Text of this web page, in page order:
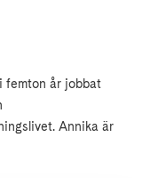
femton år jobbat
Annika är